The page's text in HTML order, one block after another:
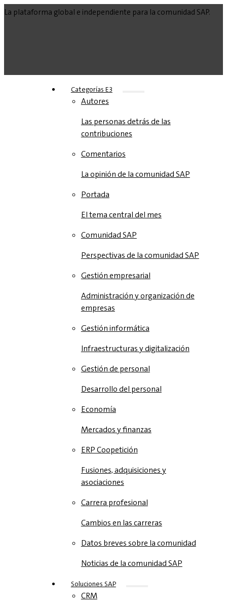
La plataforma global e independiente para la comunidad SAP.
Categorías E3
Autores
Las personas detrás de las
contribuciones
Comentarios
La opinión de la comunidad SAP
Portada
El tema central del mes
Comunidad SAP
Perspectivas de la comunidad SAP
Gestión empresarial
Administración y organización de
empresas
Gestión informática
Infraestructuras y digitalización
Gestión de personal
Desarrollo del personal
Economía
Mercados y finanzas
ERP Coopetición
Fusiones, adquisiciones y
asociaciones
Carrera profesional
Cambios en las carreras
Datos breves sobre la comunidad
Noticias de la comunidad SAP
Soluciones‎‎ SAP
CRM